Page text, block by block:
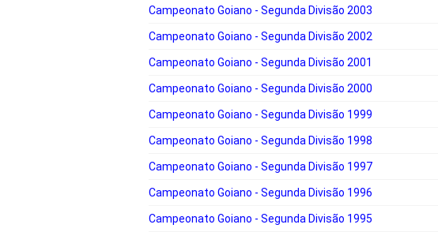
Campeonato Goiano - Segunda Divisão 2003
Campeonato Goiano - Segunda Divisão 2002
Campeonato Goiano - Segunda Divisão 2001
Campeonato Goiano - Segunda Divisão 2000
Campeonato Goiano - Segunda Divisão 1999
Campeonato Goiano - Segunda Divisão 1998
Campeonato Goiano - Segunda Divisão 1997
Campeonato Goiano - Segunda Divisão 1996
Campeonato Goiano - Segunda Divisão 1995